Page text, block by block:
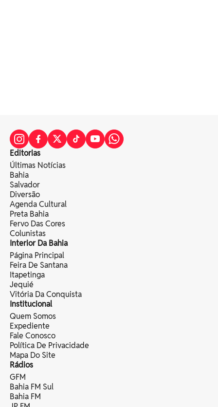
Editorias
Últimas Notícias
Bahia
Salvador
Diversão
Agenda Cultural
Preta Bahia
Fervo Das Cores
Colunistas
Interior Da Bahia
Página Principal
Feira De Santana
Itapetinga
Jequié
Vitória Da Conquista
Institucional
Quem Somos
Expediente
Fale Conosco
Política De Privacidade
Mapa Do Site
Rádios
GFM
Bahia FM Sul
Bahia FM